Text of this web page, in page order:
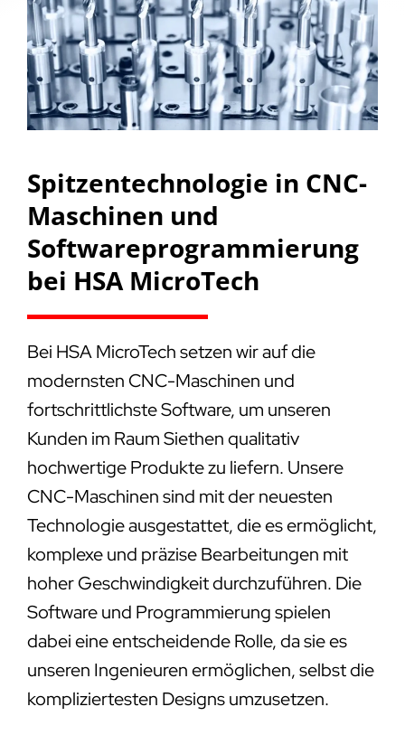
Spitzentechnologie in CNC-
Maschinen und
Softwareprogrammierung
bei HSA MicroTech
Bei HSA MicroTech setzen wir auf die
modernsten CNC-Maschinen und
fortschrittlichste Software, um unseren
Kunden im Raum Siethen qualitativ
hochwertige Produkte zu liefern. Unsere
CNC-Maschinen sind mit der neuesten
Technologie ausgestattet, die es ermöglicht,
komplexe und präzise Bearbeitungen mit
hoher Geschwindigkeit durchzuführen. Die
Software und Programmierung spielen
dabei eine entscheidende Rolle, da sie es
unseren Ingenieuren ermöglichen, selbst die
kompliziertesten Designs umzusetzen.